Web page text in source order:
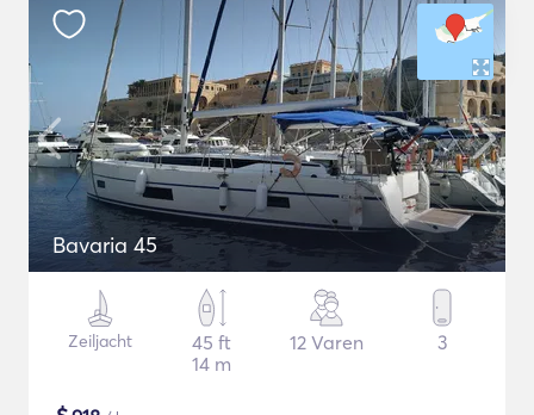
Bavaria 45
Zeiljacht
45 ft
14 m
12 Varen 3